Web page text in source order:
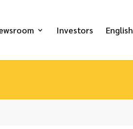
Investors English